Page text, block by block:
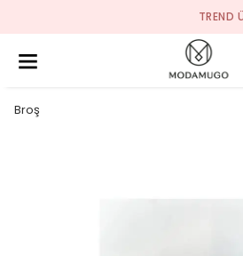
TREND ÜRÜNLER
Broş